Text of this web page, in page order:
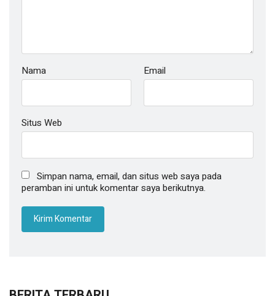
Nama Email
Situs Web
Simpan nama, email, dan situs web saya pada
peramban ini untuk komentar saya berikutnya.